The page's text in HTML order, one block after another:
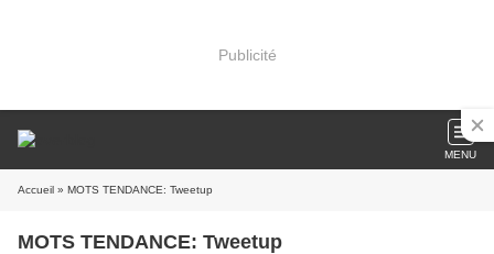
Publicité
MENU
Accueil » MOTS TENDANCE: Tweetup
MOTS TENDANCE: Tweetup